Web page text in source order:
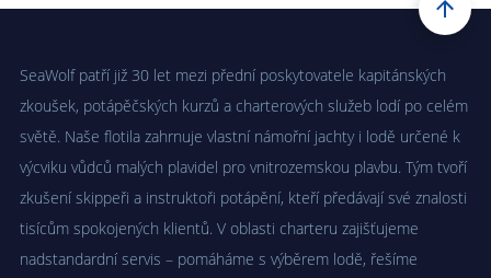
SeaWolf patří již 30 let mezi přední poskytovatele kapitánských
zkoušek, potápěčských kurzů a charterových služeb lodí po celém
světě. Naše flotila zahrnuje vlastní námořní jachty i lodě určené k
výcviku vůdců malých plavidel pro vnitrozemskou plavbu. Tým tvoří
zkušení skippeři a instruktoři potápění, kteří předávají své znalosti
tisícům spokojených klientů. V oblasti charteru zajišťujeme
nadstandardní servis – pomáháme s výběrem lodě, řešíme